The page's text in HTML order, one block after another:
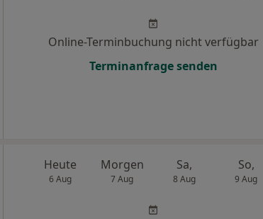
Online-Terminbuchung nicht verfügbar
Terminanfrage senden
Heute
6 Aug
Morgen
7 Aug
Sa,
8 Aug
So,
9 Aug